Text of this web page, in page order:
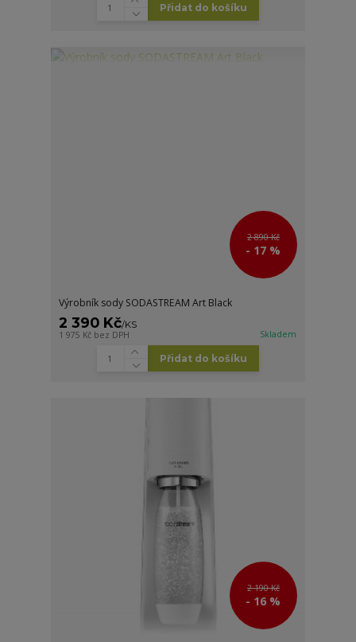
Přidat do košíku
2 890 Kč
- 17 %
Výrobník sody SODASTREAM Art Black
2 390 Kč/KS
1 975 Kč bez DPH Skladem
Přidat do košíku
2 190 Kč
- 16 %